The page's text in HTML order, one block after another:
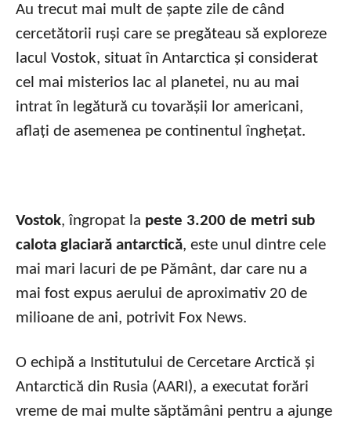
Au trecut mai mult de șapte zile de când
cercetătorii ruși care se pregăteau să exploreze
lacul Vostok, situat în Antarctica și considerat
cel mai misterios lac al planetei, nu au mai
intrat în legătură cu tovarășii lor americani,
aflați de asemenea pe continentul înghețat.
Vostok, îngropat la peste 3.200 de metri sub
calota glaciară antarctică, este unul dintre cele
mai mari lacuri de pe Pământ, dar care nu a
mai fost expus aerului de aproximativ 20 de
milioane de ani, potrivit Fox News.
O echipă a Institutului de Cercetare Arctică și
Antarctică din Rusia (AARI), a executat forări
vreme de mai multe săptămâni pentru a ajunge